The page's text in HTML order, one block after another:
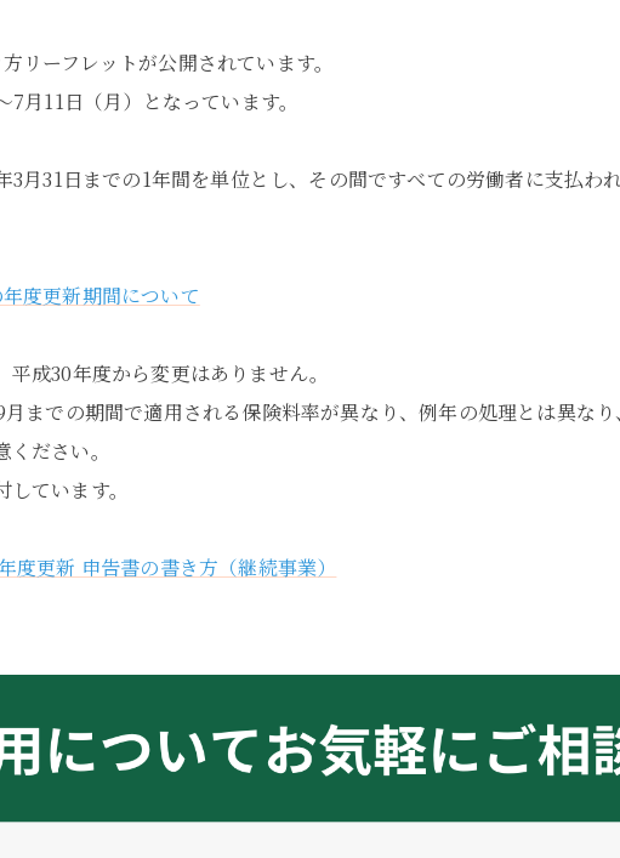
リーフレットが公開されています。
月11日（月）となっています。
月31日までの1年間を単位とし、その間ですべての労働者に支払わ
度更新期間について
成30年度から変更はありません。
までの期間で適用される保険料率が異なり、例年の処理とは異な
ださい。
ています。
度更新 申告書の書き方（継続事業）